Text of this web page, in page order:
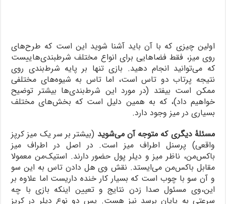
اولین چیزی که با آن باید آشنا شوید این است که طرح‌های
روی میز، فقط فضاهایی برای انواع مختلف شرطبندی‌هاییست
که می‌توانید انجام دهید. بازی تنها بر پایه شرط‌بندی روی
نتیجه پرتاب دو تاس است، اما تاس به شیوه‌های مختلفی
ممکن است بیفتد (در مورد این شرط‌بندی‌ها بیشتر توضیح
خواهیم داد)، که به همین دلیل است که بخش‌های مختلف
بسیاری در میز وجود دارد.
مسئلۀ دیگری که متوجه آن می‌شوید (بیشتر بر سر یک میز کرپز
واقعی) پرسنل اطراف میز است. در اصل در اطراف میز
باکس‌من، ناظر میز و دیلر پول حضور دارند. استیک‌من معمولا
مقابل باکس‌من می‌ایستد. نقش وی هل دادن تاس به این سو
و آن سو با چوب است که بسیار کار خنده داریست اما علاوه بر
این،وی مسئول صدا زدن نتایج و تعیین اینکه بازی با چه
سرعتی به پایان برسد نیز هست. پس دو نوع دیلر در کرپز